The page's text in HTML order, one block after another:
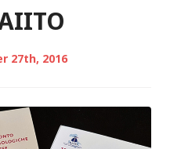
27th, 2016